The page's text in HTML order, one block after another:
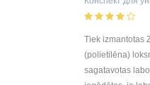
Tiek izmantotas
(polietilēna)
sagatavotas